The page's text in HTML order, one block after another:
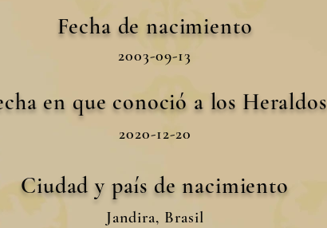
Fecha de nacimiento
2003-09-13
en que conoció a los Heraldos
2020-12-20
Ciudad y país de nacimiento
Jandira, Brasil